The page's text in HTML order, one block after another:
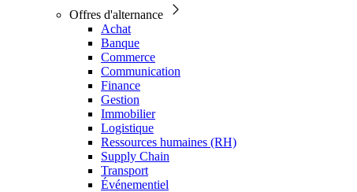
Offres d'alternance
Achat
Banque
Commerce
Communication
Finance
Gestion
Immobilier
Logistique
Ressources humaines (RH)
Supply Chain
Transport
Événementiel